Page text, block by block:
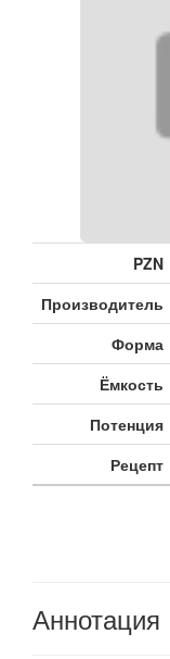
PZN
Производитель
Форма
Ёмкость
Потенция
Рецепт
Аннотация